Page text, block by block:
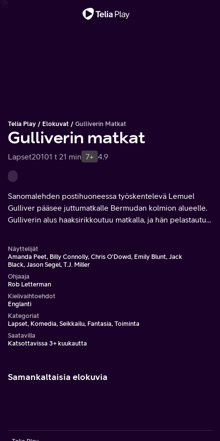
Telia Play Elokuvat Gulliverin Matkat
Gulliverin matkat
Lapset20101 t 21 min 7+ 4.9
Sanomalehden postihuoneessa työskentelevä Lemuel
Gulliver pääsee juttumatkalle Bermudan kolmion alueelle.
Gulliverin alus haaksirikkoutuu matkalla, ja hän pelastautuu
Näyttelijät
Amanda Peet, Billy Connolly, Chris O'Dowd, Emily Blunt, Jack
Black, Jason Segel, T.J. Miller
Ohjaaja
Rob Letterman
Kielivaihtoehdot
Englanti
Kategoriat
Lapset, Komedia, Seikkailu, Fantasia, Toiminta
Saatavilla
Katsottavissa 3+ kuukautta
Samankaltaisia elokuvia